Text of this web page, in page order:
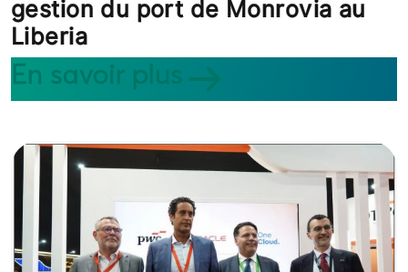
gestion du port de Monrovia au
Liberia
En savoir plus